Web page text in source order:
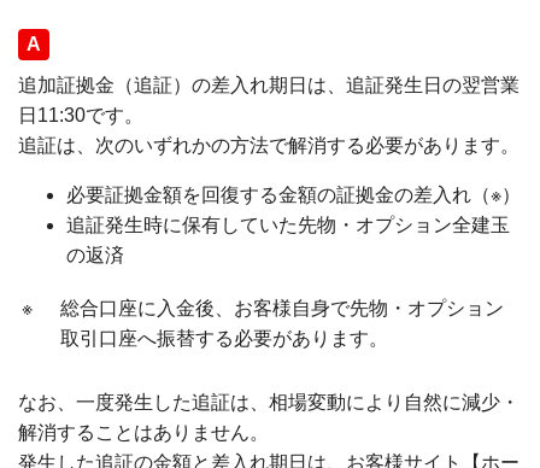
回答
追加証拠金（追証）の差入れ期日は、追証発生日の翌営業
日11:30です。
追証は、次のいずれかの方法で解消する必要があります。
必要証拠金額を回復する金額の証拠金の差入れ（※）
追証発生時に保有していた先物・オプション全建玉
の返済
※
総合口座に入金後、お客様自身で先物・オプション
取引口座へ振替する必要があります。
なお、一度発生した追証は、相場変動により自然に減少・
解消することはありません。
発生した追証の金額と差入れ期日は、お客様サイト【ホー